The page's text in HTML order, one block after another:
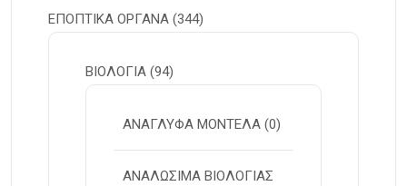
ΕΠΟΠΤΙΚΑ ΟΡΓΑΝΑ (344)
ΒΙΟΛΟΓΙΑ (94)
ΑΝΑΓΛΥΦΑ ΜΟΝΤΕΛΑ (0)
ΑΝΑΛΩΣΙΜΑ ΒΙΟΛΟΓΙΑΣ